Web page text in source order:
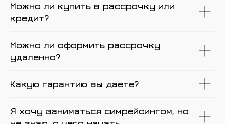
Можно ли купить в рассрочку или
кредит?
Можно ли оформить рассрочку
удаленно?
Какую гарантию вы даете?
Я хочу заниматься симрейсингом, но